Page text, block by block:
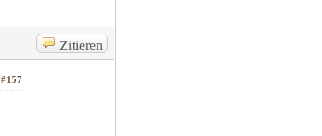
Zitieren
#157